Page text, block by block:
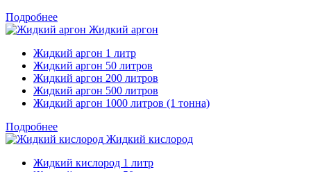
Подробнее
Жидкий аргон
Жидкий аргон 1 литр
Жидкий аргон 50 литров
Жидкий аргон 200 литров
Жидкий аргон 500 литров
Жидкий аргон 1000 литров (1 тонна)
Подробнее
Жидкий кислород
Жидкий кислород 1 литр